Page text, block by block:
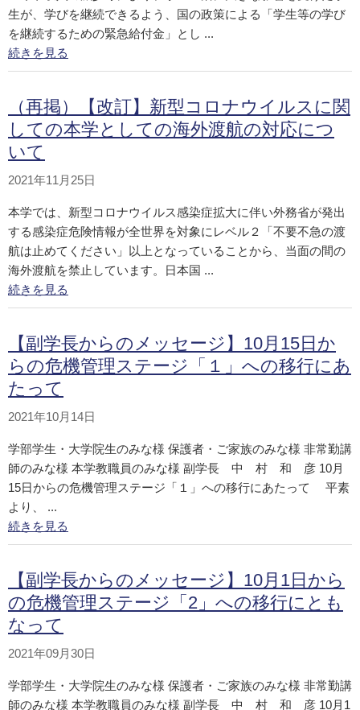
生が、学びを継続できるよう、国の政策による「学生等の学び
を継続するための緊急給付金」とし ...
続きを見る
（再掲）【改訂】新型コロナウイルスに関
しての本学としての海外渡航の対応につ
いて
2021年11月25日
本学では、新型コロナウイルス感染症拡大に伴い外務省が発出
する感染症危険情報が全世界を対象にレベル２「不要不急の渡
航は止めてください」以上となっていることから、当面の間の
海外渡航を禁止しています。日本国 ...
続きを見る
【副学長からのメッセージ】10月15日か
らの危機管理ステージ「１」への移行にあ
たって
2021年10月14日
学部学生・大学院生のみな様 保護者・ご家族のみな様 非常勤講
師のみな様 本学教職員のみな様 副学長 中 村 和 彦 10月
15日からの危機管理ステージ「１」への移行にあたって 平素
より、 ...
続きを見る
【副学長からのメッセージ】10月1日から
の危機管理ステージ「2」への移行にとも
なって
2021年09月30日
学部学生・大学院生のみな様 保護者・ご家族のみな様 非常勤講
師のみな様 本学教職員のみな様 副学長 中 村 和 彦 10月1